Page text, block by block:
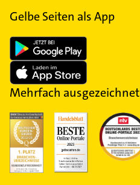
Gelbe Seiten als App
Mehrfach ausgezeichnet